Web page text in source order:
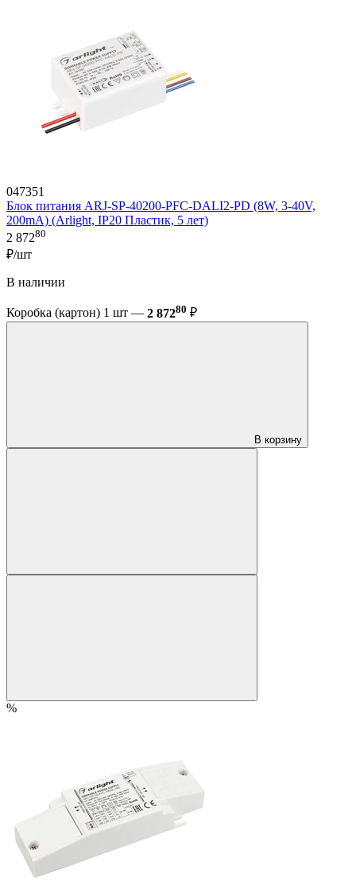
047351
Блок питания ARJ-SP-40200-PFC-DALI2-PD (8W, 3-40V,
200mA) (Arlight, IP20 Пластик, 5 лет)
2 87280
₽/шт
В наличии
Коробка (картон) 1 шт — 2 87280 ₽
В корзину
%